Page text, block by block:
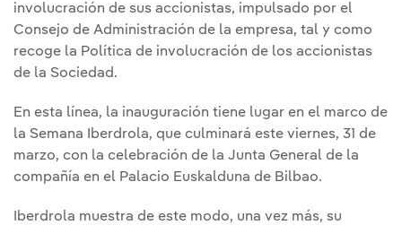
involucración de sus accionistas, impulsado por el
Consejo de Administración de la empresa, tal y como
recoge la Política de involucración de los accionistas
de la Sociedad.
En esta línea, la inauguración tiene lugar en el marco de
la Semana Iberdrola, que culminará este viernes, 31 de
marzo, con la celebración de la Junta General de la
compañía en el Palacio Euskalduna de Bilbao.
Iberdrola muestra de este modo, una vez más, su